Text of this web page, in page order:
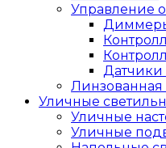
Управление
Датчики
Линзованная
Уличные
Уличные
Уличные